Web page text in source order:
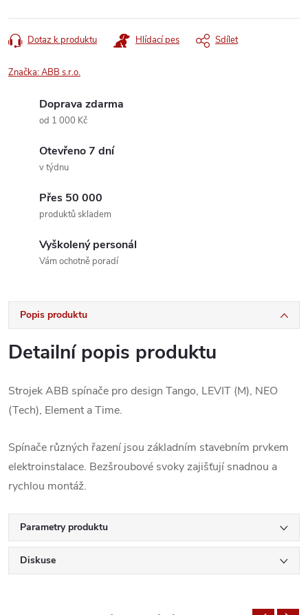
Dotaz k produktu Hlídací pes Sdílet
Značka:ABB s.r.o.
Doprava zdarma
od 1 000 Kč
Otevřeno 7 dní
v týdnu
Přes 50 000
produktů skladem
Vyškolený personál
Vám ochotně poradí
Popis produktu
Detailní popis produktu
Strojek ABB spínače pro design Tango, LEVIT (M), NEO
(Tech), Element a Time.
Spínače různých řazení jsou základním stavebním prvkem
elektroinstalace. Bezšroubové svoky zajišťují snadnou a
rychlou montáž.
Parametry produktu
Diskuse